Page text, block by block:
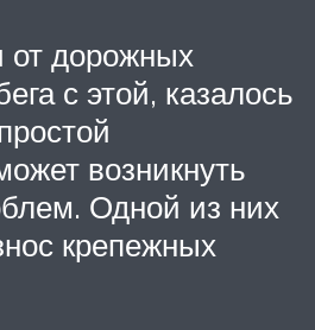
от дорожных
с этой, казалось
возникнуть
Одной из них
крепежных